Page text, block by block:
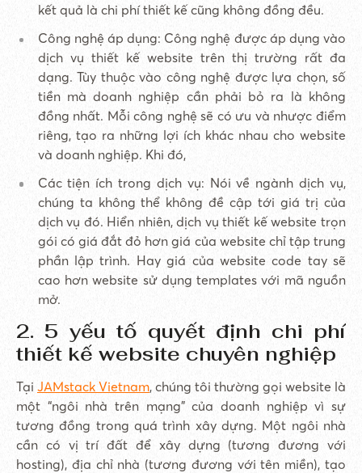
kết quả là chi phí thiết kế cũng không đồng đều.
Công nghệ áp dụng: Công nghệ được áp dụng vào
dịch vụ thiết kế website trên thị trường rất đa
dạng. Tùy thuộc vào công nghệ được lựa chọn, số
tiền mà doanh nghiệp cần phải bỏ ra là không
đồng nhất. Mỗi công nghệ sẽ có ưu và nhược điểm
riêng, tạo ra những lợi ích khác nhau cho website
và doanh nghiệp. Khi đó,
Các tiện ích trong dịch vụ: Nói về ngành dịch vụ,
chúng ta không thể không đề cập tới giá trị của
dịch vụ đó. Hiển nhiên, dịch vụ thiết kế website trọn
gói có giá đắt đỏ hơn giá của website chỉ tập trung
phần lập trình. Hay giá của website code tay sẽ
cao hơn website sử dụng templates với mã nguồn
mở.
2. 5 yếu tố quyết định chi phí
thiết kế website chuyên nghiệp
Tại JAMstack Vietnam, chúng tôi thường gọi website là
một “ngôi nhà trên mạng” của doanh nghiệp vì sự
tương đồng trong quá trình xây dựng. Một ngôi nhà
cần có vị trí đất để xây dựng (tương đương với
hosting), địa chỉ nhà (tương đương với tên miền), tạo